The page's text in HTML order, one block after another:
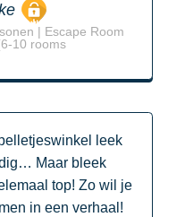
| Escape Room
10 rooms
leek
Maar bleek
top! Zo wil je
in een verhaal!